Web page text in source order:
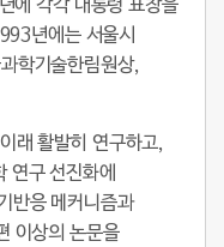
에 각각 대통령 표창을
년에는 서울시
학기술한림원상,
래 활발히 연구하고,
연구 선진화에
반응 메커니즘과
이상의 논문을